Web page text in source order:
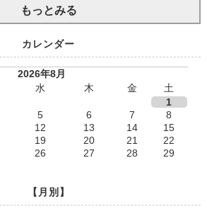
もっとみる
カレンダー
2026年8月
水 木 金
土
1
5 6 7
8
12 13 14
15
19 20 21
22
26 27 28
29
【月別】